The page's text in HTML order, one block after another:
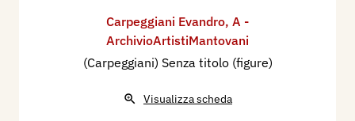
Carpeggiani Evandro, A -
ArchivioArtistiMantovani
(Carpeggiani) Senza titolo (figure)
Visualizza scheda